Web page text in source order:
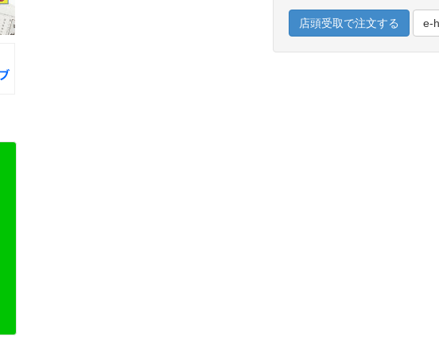
店頭受取で注文する e-